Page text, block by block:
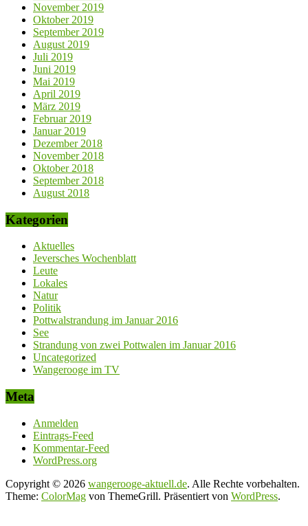
November 2019
Oktober 2019
September 2019
August 2019
Juli 2019
Juni 2019
Mai 2019
April 2019
März 2019
Februar 2019
Januar 2019
Dezember 2018
November 2018
Oktober 2018
September 2018
August 2018
Kategorien
Aktuelles
Jeversches Wochenblatt
Leute
Lokales
Natur
Politik
Pottwalstrandung im Januar 2016
See
Strandung von zwei Pottwalen im Januar 2016
Uncategorized
Wangerooge im TV
Meta
Anmelden
Eintrags-Feed
Kommentar-Feed
WordPress.org
Copyright © 2026 wangerooge-aktuell.de. Alle Rechte vorbehalten.
Theme: ColorMag von ThemeGrill. Präsentiert von WordPress.